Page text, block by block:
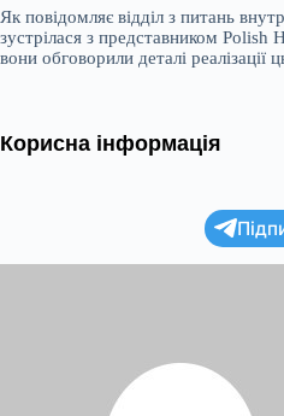
Як повідомляє відділ з питань
зустрілася з представником
вони обговорили деталі реалізації
Корисна інформація